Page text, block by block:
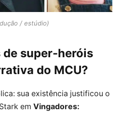
/ estúdio)
super-heróis
do MCU?
sua existência justificou o
em Vingadores: